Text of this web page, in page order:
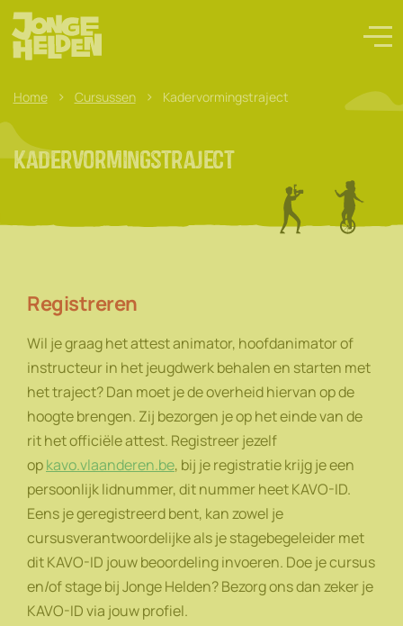
Home > Cursussen > Kadervormingstraject
Kadervormingstraject
Registreren
Wil je graag het attest animator, hoofdanimator of
instructeur in het jeugdwerk behalen en starten met
het traject? Dan moet je de overheid hiervan op de
hoogte brengen. Zij bezorgen je op het einde van de
rit het officiële attest. Registreer jezelf
opkavo.vlaanderen.be, bij je registratie krijg je een
persoonlijk lidnummer, dit nummer heet KAVO-ID.
Eens je geregistreerd bent, kan zowel je
cursusverantwoordelijke als je stagebegeleider met
dit KAVO-ID jouw beoordeling invoeren. Doe je cursus
en/of stage bij Jonge Helden? Bezorg ons dan zeker je
KAVO-ID via jouw profiel.